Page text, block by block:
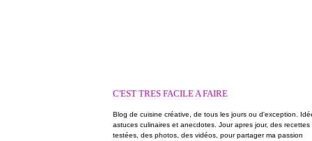
C'EST TRES FACILE A FAIRE
Blog de cuisine créative, de tous les jours ou d'exception.
astuces culinaires et anecdotes. Jour apres jour, des recettes
testées, des photos, des vidéos, pour partager ma passion